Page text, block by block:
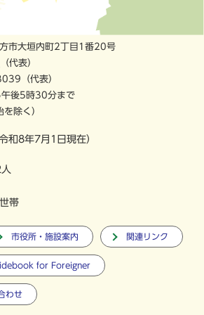
市大垣内町2丁目1番20号
（代表）
（代表）
午後5時30分まで
を除く）
令和8年7月1日現在）
帯
市役所・施設案内 関連リンク
for Foreigner
わせ